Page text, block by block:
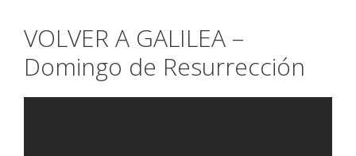
VOLVER A GALILEA –
Domingo de Resurrección